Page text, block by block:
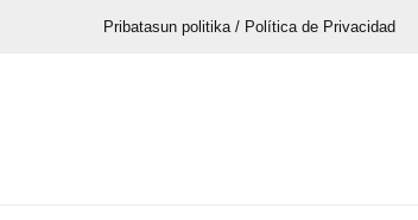
Pribatasun politika / Política de Privacidad